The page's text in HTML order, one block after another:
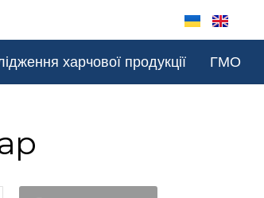
харчової продукції ГМО